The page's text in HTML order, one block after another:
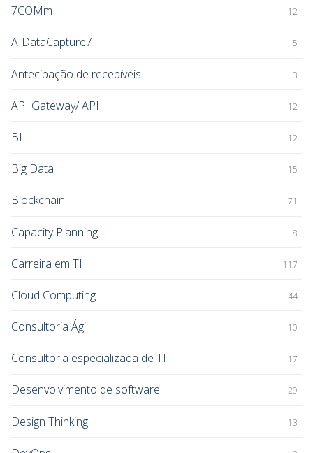
7COMm 12
AIDataCapture7 5
Antecipação de recebíveis 3
API Gateway/ API 12
BI 12
Big Data 15
Blockchain 71
Capacity Planning 8
Carreira em TI 117
Cloud Computing 44
Consultoria Ágil 10
Consultoria especializada de TI 17
Desenvolvimento de software 29
Design Thinking 13